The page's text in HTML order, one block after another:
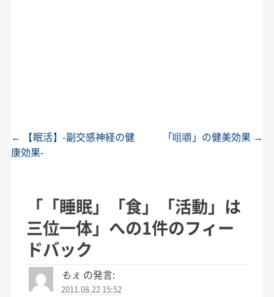
投稿ナビゲーション
←
【眠活】-副交感神経の健
康効果-
「咀嚼」の健美効果 →
「「睡眠」「食」「活動」は
三位一体」への1件のフィー
ドバック
もぇ の発言:
2011.08.22 15:52